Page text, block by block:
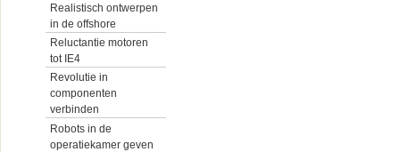
Realistisch ontwerpen
in de offshore
Reluctantie motoren
tot IE4
Revolutie in
componenten
verbinden
Robots in de
operatiekamer geven